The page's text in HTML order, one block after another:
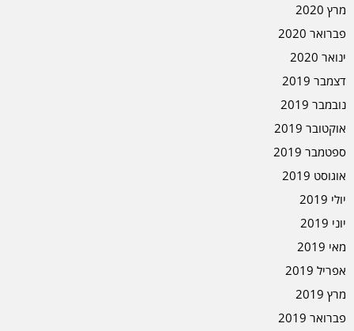
מרץ 2020
פברואר 2020
ינואר 2020
דצמבר 2019
נובמבר 2019
אוקטובר 2019
ספטמבר 2019
אוגוסט 2019
יולי 2019
יוני 2019
מאי 2019
אפריל 2019
מרץ 2019
פברואר 2019